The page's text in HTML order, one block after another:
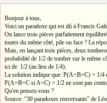
Bonjour à tous,
Voici un paradoxe qui est dû à Francis
On lance trois pièces parfaitement
toutes du même côté, pile ou face ? La
Mais, en lançant trois pièces, deux
probabilité de 1/2 de tomber sur le même
ici de: 1/2 (au lieu de 1/4).
La solution indique que: P(A=B=C) = 1/
P(A=B=C si A=C) = 1/2 ne sont pas
Qu'en pensez-vous ?
Source: "30 paradoxes renversants" de